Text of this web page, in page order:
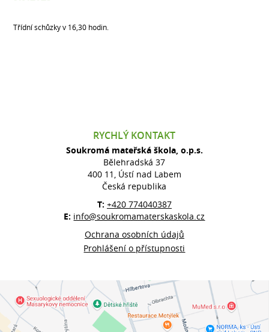
Třídní schůzky v 16,30 hodin.
RYCHLÝ KONTAKT
Soukromá mateřská škola, o.p.s.
Bělehradská 37
400 11, Ústí nad Labem
Česká republika
T: +420 774040387
E: info@soukromamaterskaskola.cz
Ochrana osobních údajů
Prohlášení o přístupnosti